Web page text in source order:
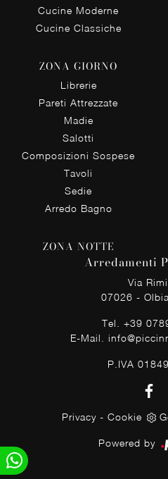
Cucine Moderne
Cucine Classiche
ZONA GIORNO
Librerie
Pareti Attrezzate
Madie
Salotti
Composizioni Sospese
Tavoli
Sedie
Arredo Bagno
ZONA NOTTE
Arredamenti
Via
07026 -
Tel. +39
E-Mail.
P.IVA
Privacy - Cookie
Powered by